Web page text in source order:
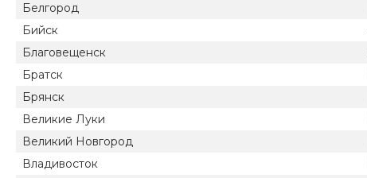
Белгород
Бийск
Благовещенск
Братск
Брянск
Великие Луки
Великий Новгород
Владивосток